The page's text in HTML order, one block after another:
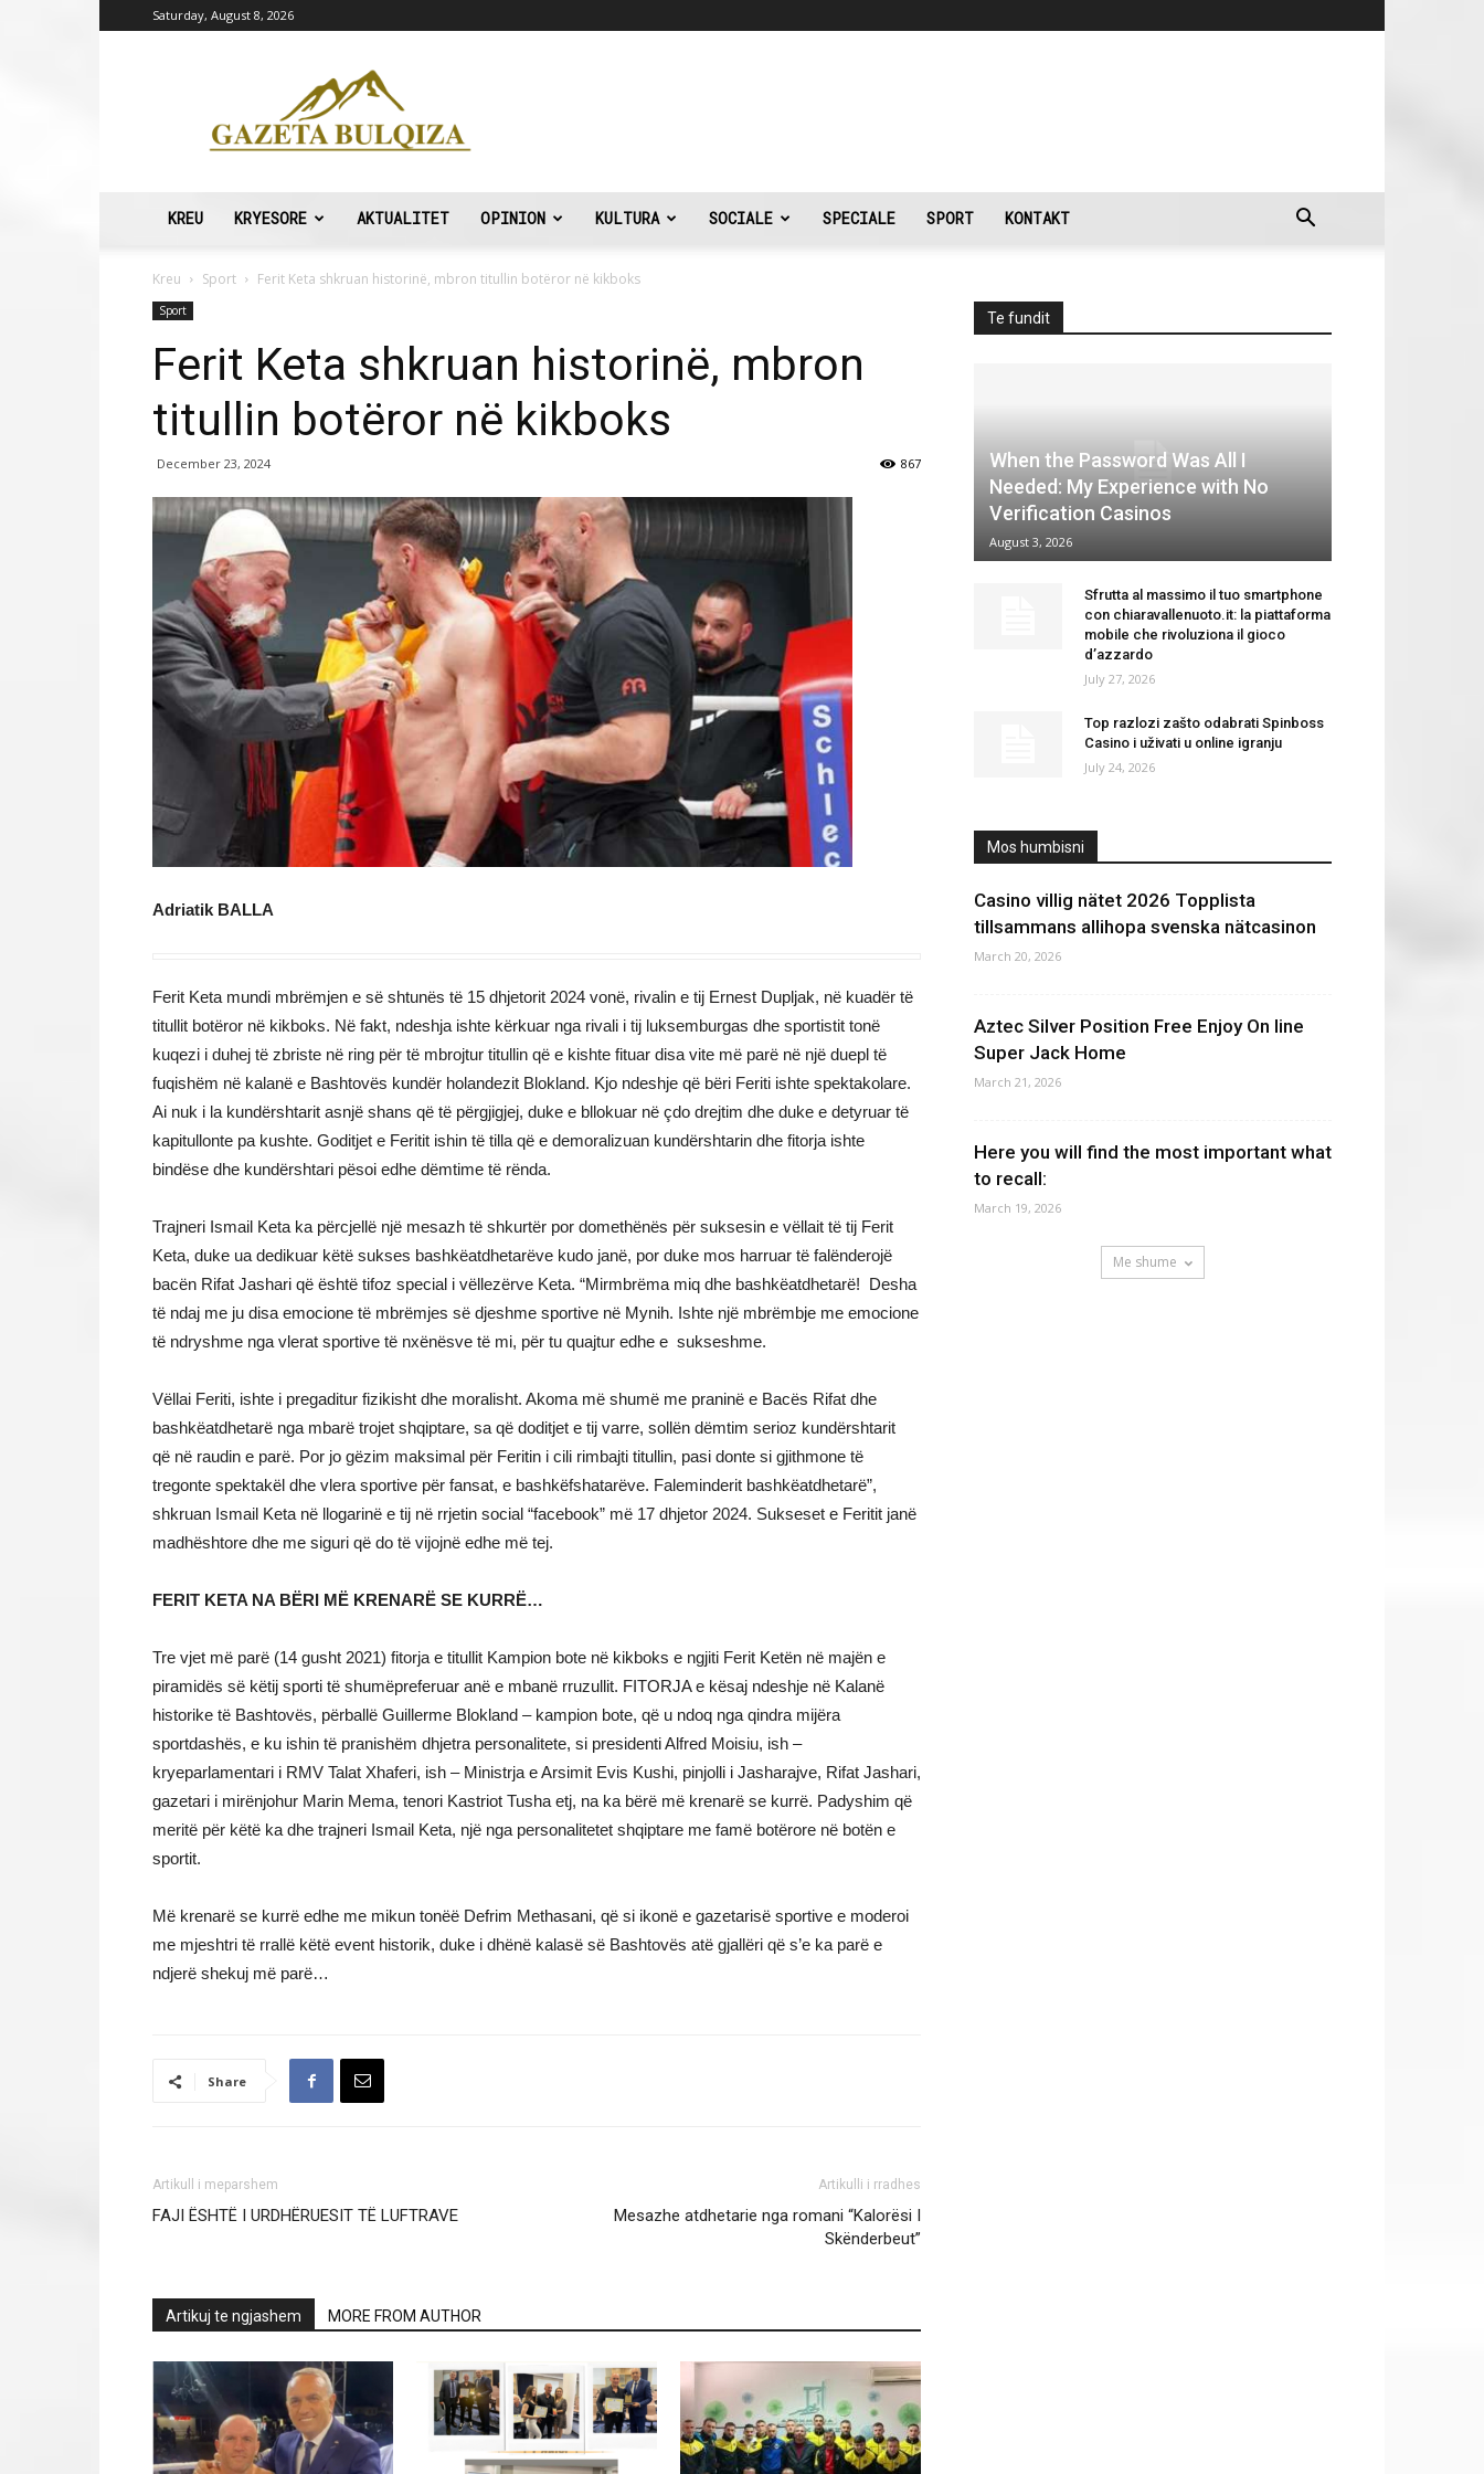
Saturday, August 8, 2026
Gazeta
Bulqiza
KREU KRYESORE AKTUALITET OPINION KULTURA SOCIALE SPECIALE SPORT KONTAKT
Kreu Sport Ferit Keta shkruan historinë, mbron titullin botëror në kikboks
Sport
Ferit Keta shkruan historinë, mbron
titullin botëror në kikboks
December 23, 2024 867
Adriatik BALLA
Ferit Keta mundi mbrëmjen e së shtunës të 15 dhjetorit 2024 vonë, rivalin e tij Ernest Dupljak, në kuadër të
titullit botëror në kikboks. Në fakt, ndeshja ishte kërkuar nga rivali i tij luksemburgas dhe sportistit tonë
kuqezi i duhej të zbriste në ring për të mbrojtur titullin që e kishte fituar disa vite më parë në një duepl të
fuqishëm në kalanë e Bashtovës kundër holandezit Blokland. Kjo ndeshje që bëri Feriti ishte spektakolare.
Ai nuk i la kundërshtarit asnjë shans që të përgjigjej, duke e bllokuar në çdo drejtim dhe duke e detyruar të
kapitullonte pa kushte. Goditjet e Feritit ishin të tilla që e demoralizuan kundërshtarin dhe fitorja ishte
bindëse dhe kundërshtari pësoi edhe dëmtime të rënda.
Trajneri Ismail Keta ka përcjellë një mesazh të shkurtër por domethënës për suksesin e vëllait të tij Ferit
Keta, duke ua dedikuar këtë sukses bashkëatdhetarëve kudo janë, por duke mos harruar të falënderojë
bacën Rifat Jashari që është tifoz special i vëllezërve Keta. “Mirmbrëma miq dhe bashkëatdhetarë! Desha
të ndaj me ju disa emocione të mbrëmjes së djeshme sportive në Mynih. Ishte një mbrëmbje me emocione
të ndryshme nga vlerat sportive të nxënësve të mi, për tu quajtur edhe e sukseshme.
Vëllai Feriti, ishte i pregaditur fizikisht dhe moralisht. Akoma më shumë me praninë e Bacës Rifat dhe
bashkëatdhetarë nga mbarë trojet shqiptare, sa që doditjet e tij varre, sollën dëmtim serioz kundërshtarit
që në raudin e parë. Por jo gëzim maksimal për Feritin i cili rimbajti titullin, pasi donte si gjithmone të
tregonte spektakël dhe vlera sportive për fansat, e bashkëfshatarëve. Faleminderit bashkëatdhetarë”,
shkruan Ismail Keta në llogarinë e tij në rrjetin social “facebook” më 17 dhjetor 2024. Sukseset e Feritit janë
madhështore dhe me siguri që do të vijojnë edhe më tej.
FERIT KETA NA BËRI MË KRENARË SE KURRË…
Tre vjet më parë (14 gusht 2021) fitorja e titullit Kampion bote në kikboks e ngjiti Ferit Ketën në majën e
piramidës së këtij sporti të shumëpreferuar anë e mbanë rruzullit. FITORJA e kësaj ndeshje në Kalanë
historike të Bashtovës, përballë Guillerme Blokland – kampion bote, që u ndoq nga qindra mijëra
sportdashës, e ku ishin të pranishëm dhjetra personalitete, si presidenti Alfred Moisiu, ish –
kryeparlamentari i RMV Talat Xhaferi, ish – Ministrja e Arsimit Evis Kushi, pinjolli i Jasharajve, Rifat Jashari,
gazetari i mirënjohur Marin Mema, tenori Kastriot Tusha etj, na ka bërë më krenarë se kurrë. Padyshim që
meritë për këtë ka dhe trajneri Ismail Keta, një nga personalitetet shqiptare me famë botërore në botën e
sportit.
Më krenarë se kurrë edhe me mikun tonëë Defrim Methasani, që si ikonë e gazetarisë sportive e moderoi
me mjeshtri të rrallë këtë event historik, duke i dhënë kalasë së Bashtovës atë gjallëri që s’e ka parë e
ndjerë shekuj më parë…
Share
Artikull i meparshem
FAJI ËSHTË I URDHËRUESIT TË LUFTRAVE
Artikulli i rradhes
Mesazhe atdhetarie nga romani “Kalorësi I
Skënderbeut”
Artikuj te ngjashem MORE FROM AUTHOR
Te fundit
When the Password Was All I
Needed: My Experience with No
Verification Casinos
August 3, 2026
Sfrutta al massimo il tuo smartphone
con chiaravallenuoto.it: la piattaforma
mobile che rivoluziona il gioco
d’azzardo
July 27, 2026
Top razlozi zašto odabrati Spinboss
Casino i uživati u online igranju
July 24, 2026
Mos humbisni
Casino villig nätet 2026 Topplista
tillsammans allihopa svenska nätcasinon
March 20, 2026
Aztec Silver Position Free Enjoy On line
Super Jack Home
March 21, 2026
Here you will find the most important what
to recall:
March 19, 2026
Me shume